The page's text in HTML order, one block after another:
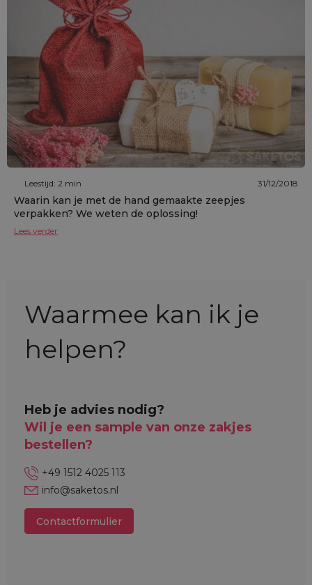
Leestijd: 2 min 31/12/2018
Waarin kan je met de hand gemaakte zeepjes
verpakken? We weten de oplossing!
Lees verder
Waarmee kan ik je
helpen?
Heb je advies nodig?
Wil je een sample van onze zakjes
bestellen?
+49 1512 4025 113
info@saketos.nl
Contactformulier